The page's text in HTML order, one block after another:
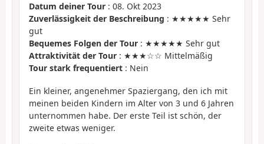
Datum deiner Tour : 08. Okt 2023
Zuverlässigkeit der Beschreibung : ★★★★★ Sehr
gut
Bequemes Folgen der Tour : ★★★★★ Sehr gut
Attraktivität der Tour : ★★★☆☆ Mittelmäßig
Tour stark frequentiert : Nein
Ein kleiner, angenehmer Spaziergang, den ich mit
meinen beiden Kindern im Alter von 3 und 6 Jahren
unternommen habe. Der erste Teil ist schön, der
zweite etwas weniger.